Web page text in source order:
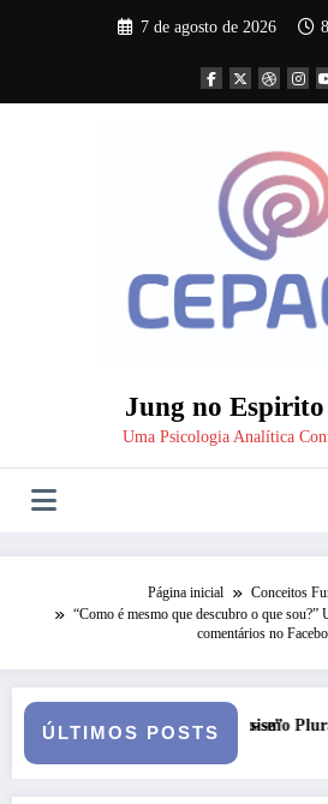
7 de agosto de 2026
Jung no
Uma Psicologia Analítica
Página inicial
Conceitos
“Como é mesmo que descubro o que sou?”
comentários no
ÚLTIMOS POSTS
Copa do Mundo, complexo